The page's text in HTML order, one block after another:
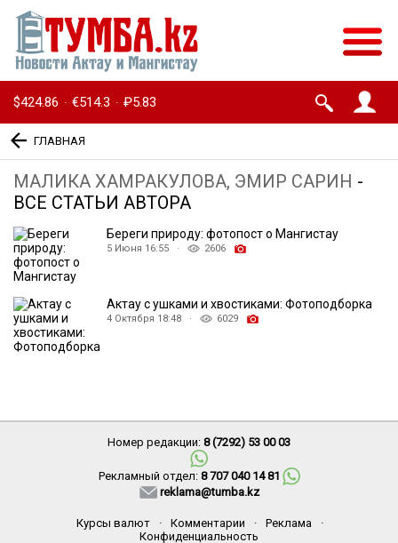
$424.86 · €514.3 · ₽5.83
ГЛАВНАЯ
МАЛИКА ХАМРАКУЛОВА, ЭМИР САРИН -
ВСЕ СТАТЬИ АВТОРА
Береги природу: фотопост о Мангистау
5 Июня 16:55 · 2606
Актау с ушками и хвостиками: Фотоподборка
4 Октября 18:48 · 6029
Номер редакции: 8 (7292) 53 00 03
Рекламный отдел: 8 707 040 14 81
reklama@tumba.kz
Курсы валют · Комментарии · Реклама
·
Конфиденциальность